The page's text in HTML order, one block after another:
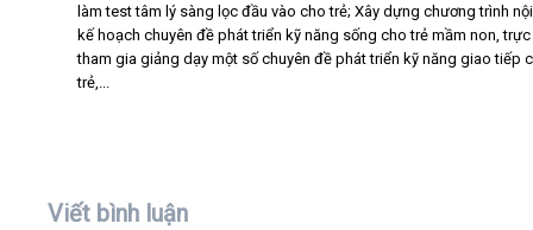
làm test tâm lý sàng lọc đầu vào cho trẻ; Xây dựng chương trình
kế hoạch chuyên đề phát triển kỹ năng sống cho trẻ mầm non,
tham gia giảng dạy một số chuyên đề phát triển kỹ năng giao tiếp
trẻ,...
Viết bình luận